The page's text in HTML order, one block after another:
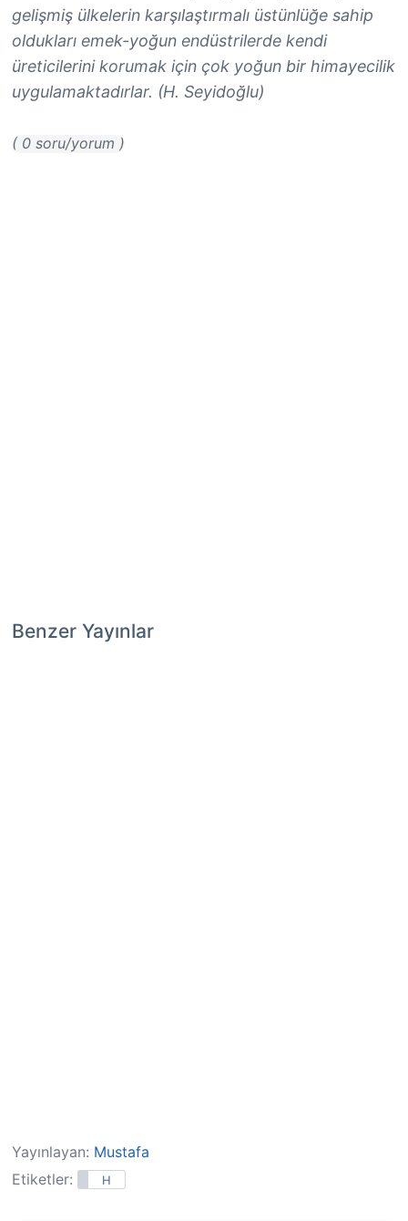
gelişmiş ülkelerin karşılaştırmalı üstünlüğe sahip
oldukları emek-yoğun endüstrilerde kendi
üreticilerini korumak için çok yoğun bir himayecilik
uygulamaktadırlar. (H. Seyidoğlu)
( 0 soru/yorum )
Benzer Yayınlar
Yayınlayan: Mustafa
Etiketler:
H